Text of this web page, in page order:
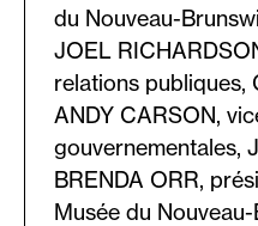
du Nouveau-
JOEL
relations publiques,
ANDY CARSON,
gouvernementales,
BRENDA ORR,
Musée du